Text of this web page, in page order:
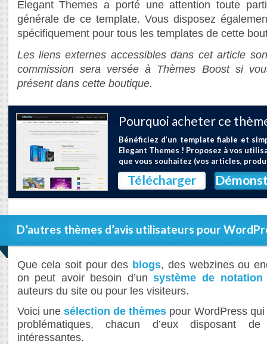
Elegant Themes a porté une attention toute
générale de ce template. Vous disposez
spécifiquement pour tous les templates de cette
Les liens externes accessibles dans cet article
commission sera versée à Thèmes Boost si
présent dans cette boutique.
Pourquoi acheter ce
Bénéficiez d’un template fiable et
Elegant Themes ! Proposez à vos
que vous souhaitez (vos articles,
Télécharger
D’autres thèmes d’avis utilisateurs pour
Que cela soit pour des blogs, des webzines ou
on peut avoir besoin d’unsystème de notation
auteurs du site ou pour les visiteurs.
Voici une sélection de thèmes pour WordPress
problématiques, chacun d’eux disposant de
intéressantes.